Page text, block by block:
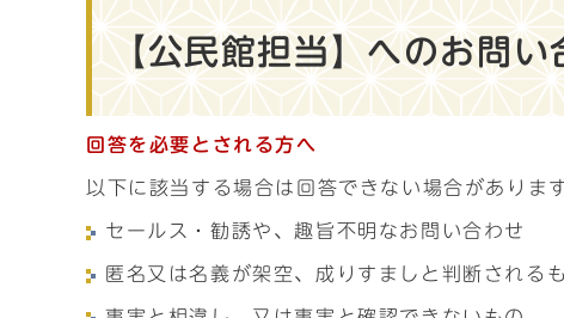
【公民館担当】へのお問
回答を必要とされる方へ
以下に該当する場合は回答できない場合があります
セールス・勧誘や、趣旨不明なお問い合わせ
匿名又は名義が架空、成りすましと判断される